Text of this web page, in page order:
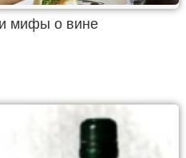
мифы о вине